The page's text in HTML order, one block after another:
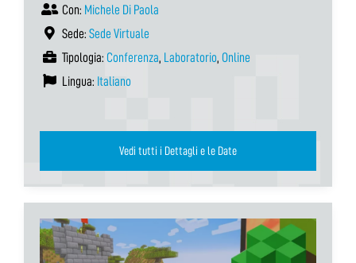
Con: Michele Di Paola
Sede: Sede Virtuale
Tipologia: Conferenza, Laboratorio, Online
Lingua: Italiano
Vedi tutti i Dettagli e le Date